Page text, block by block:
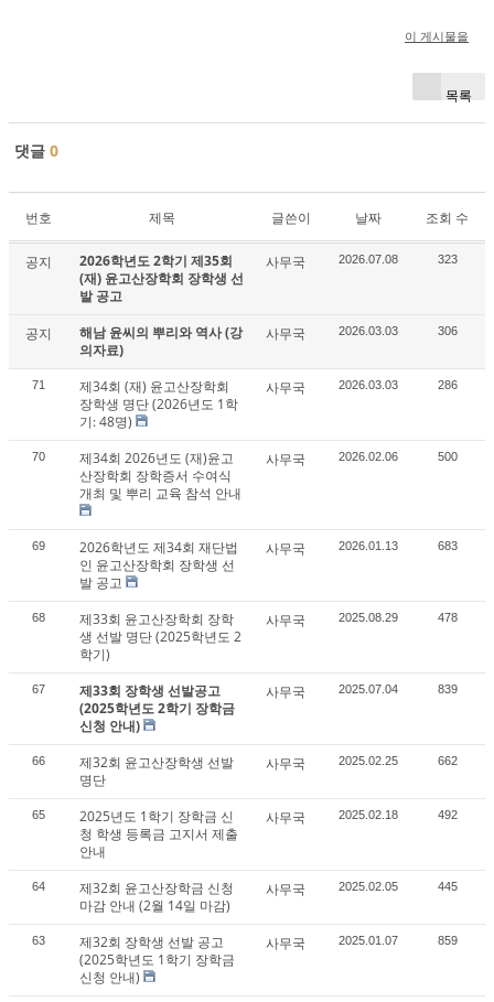
이 게시물을
목록
댓글 0
번호 제목 글쓴이 날짜 조회 수
공지
2026학년도 2학기 제35회
(재) 윤고산장학회 장학생 선
발 공고
사무국 2026.07.08 323
공지
해남 윤씨의 뿌리와 역사 (강
의자료)
사무국 2026.03.03 306
71
제34회 (재) 윤고산장학회
장학생 명단 (2026년도 1학
기: 48명)
사무국 2026.03.03 286
70
제34회 2026년도 (재)윤고
산장학회 장학증서 수여식
개최 및 뿌리 교육 참석 안내
사무국 2026.02.06 500
69
2026학년도 제34회 재단법
인 윤고산장학회 장학생 선
발 공고
사무국 2026.01.13 683
68
제33회 윤고산장학회 장학
생 선발 명단 (2025학년도 2
학기)
사무국 2025.08.29 478
67
제33회 장학생 선발공고
(2025학년도 2학기 장학금
신청 안내)
사무국 2025.07.04 839
66
제32회 윤고산장학생 선발
명단
사무국 2025.02.25 662
65
2025년도 1학기 장학금 신
청 학생 등록금 고지서 제출
안내
사무국 2025.02.18 492
64
제32회 윤고산장학금 신청
마감 안내 (2월 14일 마감)
사무국 2025.02.05 445
63
제32회 장학생 선발 공고
(2025학년도 1학기 장학금
신청 안내)
사무국 2025.01.07 859